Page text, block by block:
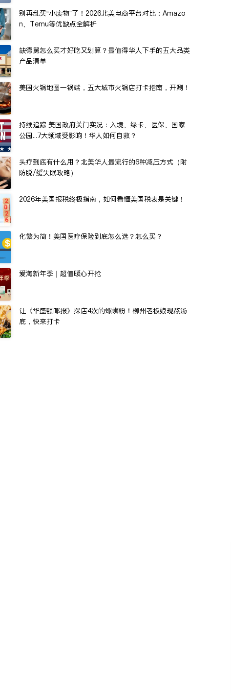
别再乱买“小废物”了！2026北美电商平台对比：Amazo
n、Temu等优缺点全解析
缺德舅怎么买才好吃又划算？最值得华人下手的五大品类
产品清单
美国火锅地图一锅端，五大城市火锅店打卡指南，开涮！
持续追踪 美国政府关门实况：入境、绿卡、医保、国家
公园...7大领域受影响！华人如何自救？
头疗到底有什么用？北美华人最流行的6种减压方式（附
防脱/缓失眠攻略）
2026年美国报税终极指南，如何看懂美国税表是关键！
化繁为简！美国医疗保险到底怎么选？怎么买？
爱淘新年季｜超值暖心开抢
让《华盛顿邮报》探店4次的螺蛳粉！柳州老板娘现熬汤
底，快来打卡